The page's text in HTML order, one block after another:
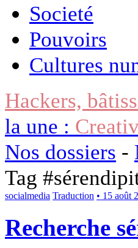
Societé
Pouvoirs
Cultures
Hackers,
la une :
Nos dossiers -
Tag #
socialmedia Traduction • 15 août
Recherche